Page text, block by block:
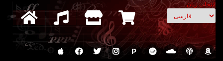
انتخاب زبان
P